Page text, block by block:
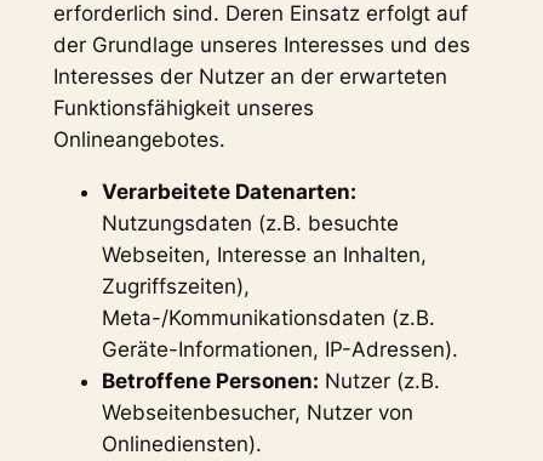
erforderlich sind. Deren Einsatz erfolgt auf
der Grundlage unseres Interesses und des
Interesses der Nutzer an der erwarteten
Funktionsfähigkeit unseres
Onlineangebotes.
Verarbeitete Datenarten:
Nutzungsdaten (z.B. besuchte
Webseiten, Interesse an Inhalten,
Zugriffszeiten),
Meta-/Kommunikationsdaten (z.B.
Geräte-Informationen, IP-Adressen).
Betroffene Personen: Nutzer (z.B.
Webseitenbesucher, Nutzer von
Onlinediensten).